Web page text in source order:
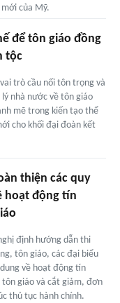
của Mỹ.
để tôn giáo đồng
tộc
trò cầu nối tôn trọng và
nhà nước về tôn giáo
mẽ trong kiến tạo thể
cho khối đại đoàn kết
thiện các quy
hoạt động tín
định hướng dẫn thi
tôn giáo, các đại biểu
về hoạt động tín
giáo và cắt giảm, đơn
thủ tục hành chính.